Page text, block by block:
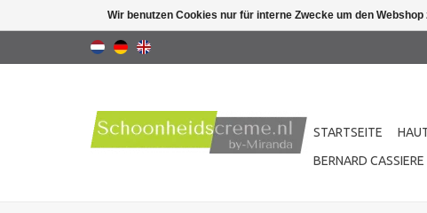
STARTSEITE
BERNARD CASSIERE
Wir benutzen Cookies nur für interne Zwecke um den